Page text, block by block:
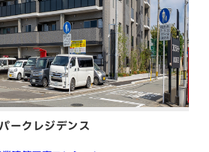
ークレジデンス